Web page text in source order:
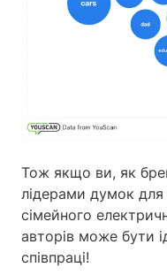
Тож якщо ви, як
лідерами думок для
сімейного
авторів може бути
співпраці!